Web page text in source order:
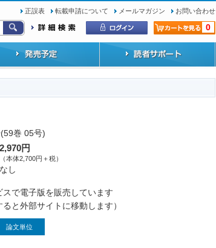
正誤表 転載申請について メールマガジン お問い合わせ
0
巻 05号)
2,970円
（本体2,700円＋税）
なし
スで電子版を販売しています
ると外部サイトに移動します）
論文単位